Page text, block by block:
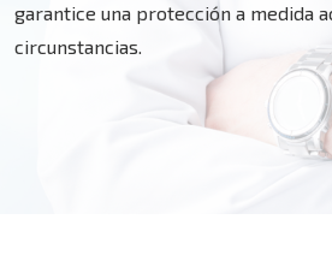
garantice una protección a medida
circunstancias.